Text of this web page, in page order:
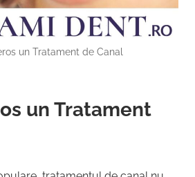
un Tratament de Canal
un Tratament